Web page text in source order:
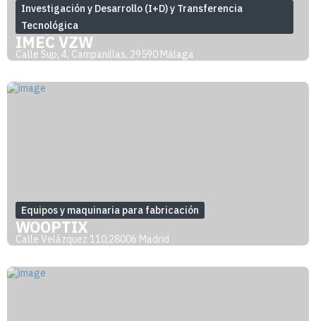
Investigación y Desarrollo (I+D) y Transferencia
Tecnológica
IMEC VZW
Calle Sup, 4, Campanillas, 29590 Málaga
Equipos y maquinaria para fabricación
WOOPTIX
Calle Velázquez 110,28006 Madrid